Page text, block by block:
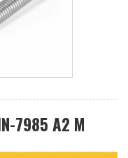
7985 A2 M